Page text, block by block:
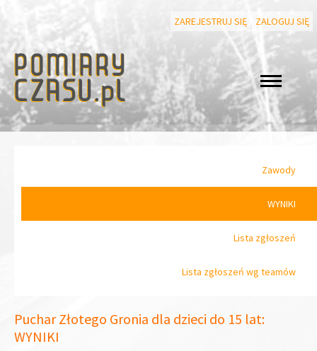
ZAREJESTRUJ SIĘ ZALOGUJ SIĘ
Zawody
WYNIKI
Lista zgłoszeń
Lista zgłoszeń wg teamów
Puchar Złotego Gronia dla dzieci do 15 lat:
WYNIKI